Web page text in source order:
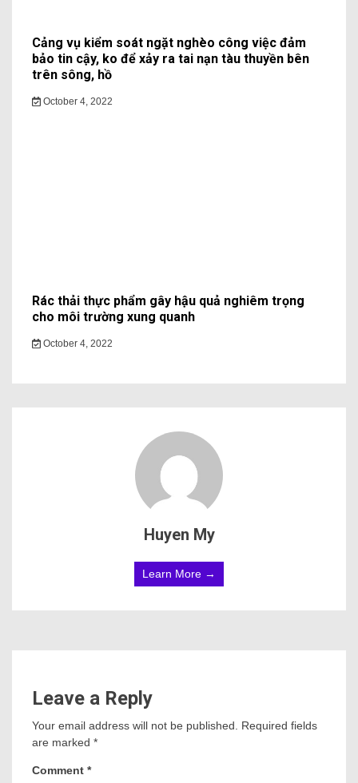
Cảng vụ kiểm soát ngặt nghèo công việc đảm
bảo tin cậy, ko để xảy ra tai nạn tàu thuyền bên
trên sông, hồ
October 4, 2022
Rác thải thực phẩm gây hậu quả nghiêm trọng
cho môi trường xung quanh
October 4, 2022
Huyen My
Learn More →
Leave a Reply
Your email address will not be published. Required fields
are marked *
Comment *